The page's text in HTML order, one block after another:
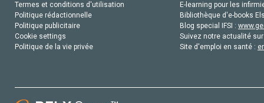
Termes et conditions d'utilisation
Politique rédactionnelle
Politique publicitaire
Cookie settings
Politique de la vie privée
E-learning pour les
Bibliothèque d'e-books
Blog special IFSI :
Suivez notre actualité
Site d'emploi en santé :